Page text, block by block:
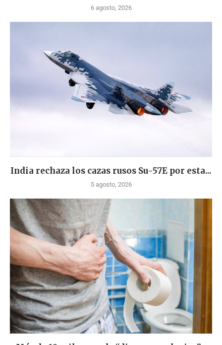
6 agosto, 2026
India rechaza los cazas rusos Su-57E por esta...
5 agosto, 2026